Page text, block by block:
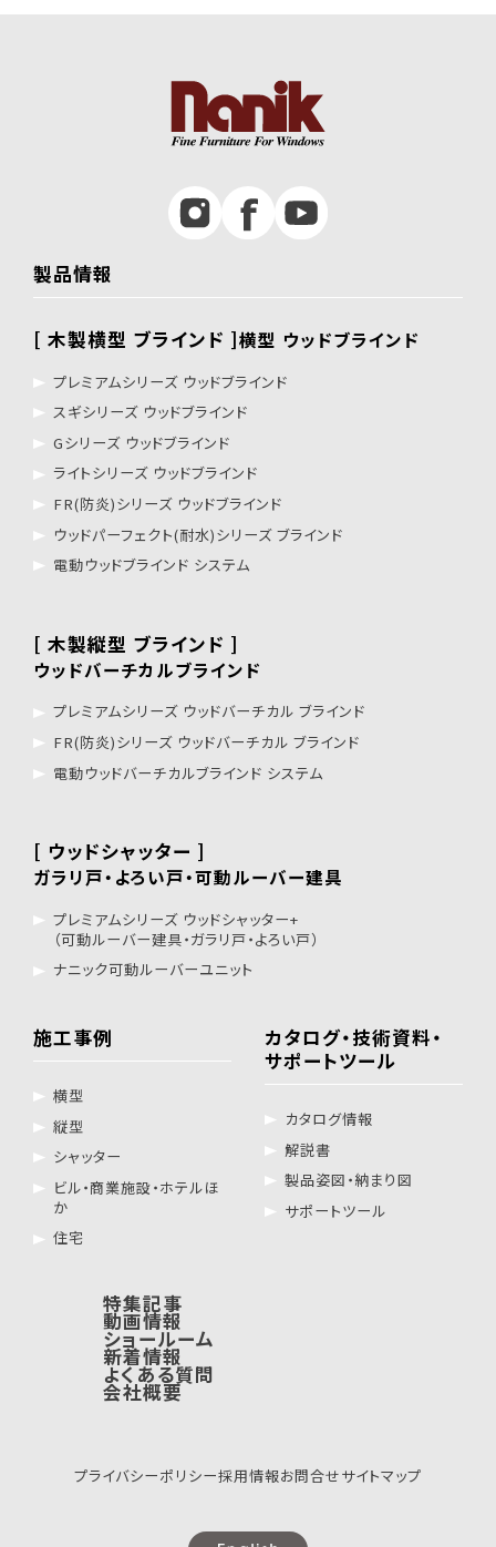
製品情報
[ 木製横型 ブラインド ]横型 ウッドブラインド
プレミアムシリーズ ウッドブラインド
スギシリーズ ウッドブラインド
Gシリーズ ウッドブラインド
ライトシリーズ ウッドブラインド
FR(防炎)シリーズ ウッドブラインド
ウッドパーフェクト(耐水)シリーズ ブラインド
電動ウッドブラインド システム
[ 木製縦型 ブラインド ]
ウッドバーチカルブラインド
プレミアムシリーズ ウッドバーチカル ブラインド
FR(防炎)シリーズ ウッドバーチカル ブラインド
電動ウッドバーチカルブラインド システム
[ ウッドシャッター ]
ガラリ戸・よろい戸・可動ルーバー建具
プレミアムシリーズ ウッドシャッター+
（可動ルーバー建具・ガラリ戸・よろい戸）
ナニック可動ルーバーユニット
施工事例
横型
縦型
シャッター
ビル・商業施設・ホテルほ
か
住宅
カタログ・技術資料・
サポートツール
カタログ情報
解説書
製品姿図・納まり図
サポートツール
特集記事
動画情報
ショールーム
新着情報
よくある質問
会社概要
プライバシーポリシー採用情報お問合せサイトマップ